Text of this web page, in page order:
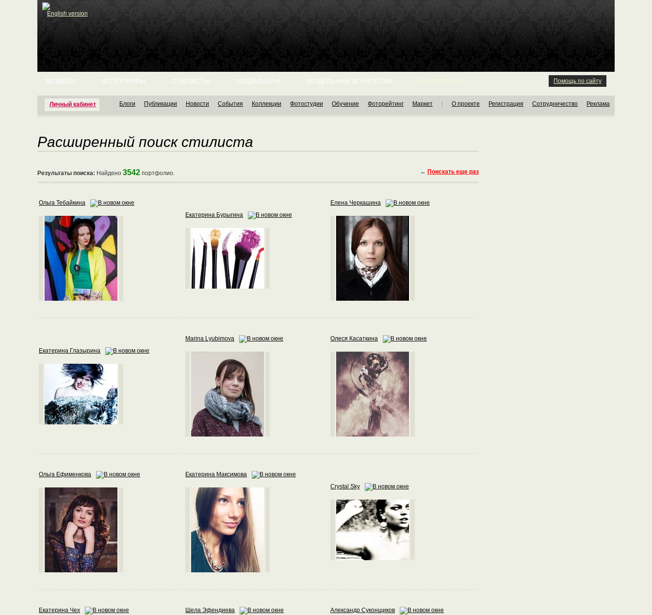
English version
Личный кабинет
МОДЕЛИ ФОТОГРАФЫ СТИЛИСТЫ МОДЕЛЬЕРЫ МОДЕЛЬНЫЕ АГЕНТСТВА Помощь по сайту
Блоги Публикации Новости События Коллекции Фотостудии Обучение Фоторейтинг Маркет О проекте Регистрация Сотрудничество Реклама
Расширенный поиск стилиста
← Поискать еще раз
Результаты поиска: Найдено 3542 портфолио.
Ольга Тебайкина
Екатерина Бурыгина
Елена Черкашина
Екатерина Глазырина
Marina Lyubimova Олеся Касаткина
Ольга Ефименкова
Екатерина Максимова
Crystal Sky
Екатерина Чех Шела Эфендиева Александр Суконщиков